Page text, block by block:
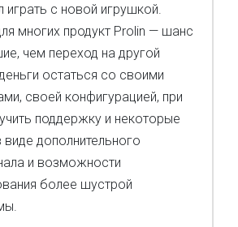
с новой игрушкой.
многих продукт Prolin — шанс
чем переход на другой
остаться со своими
своей конфигурацией, при
поддержку и некоторые
дополнительного
и возможности
более шустрой